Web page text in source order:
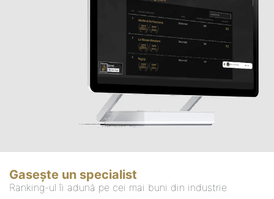
Gasește un specialist
Ranking-ul îi adună pe cei mai buni din industrie